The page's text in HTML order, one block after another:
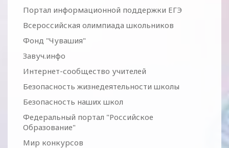
Портал информационной поддержки ЕГЭ
Всероссийская олимпиада школьников
Фонд "Чувашия"
Завуч.инфо
Интернет-сообщество учителей
Безопасность жизнедеятельности школы
Безопасность наших школ
Федеральный портал "Российское
Образование"
Мир конкурсов